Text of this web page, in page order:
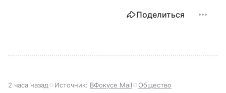
Поделиться
2 часа назад Источник: ВФокусе Mail Общество